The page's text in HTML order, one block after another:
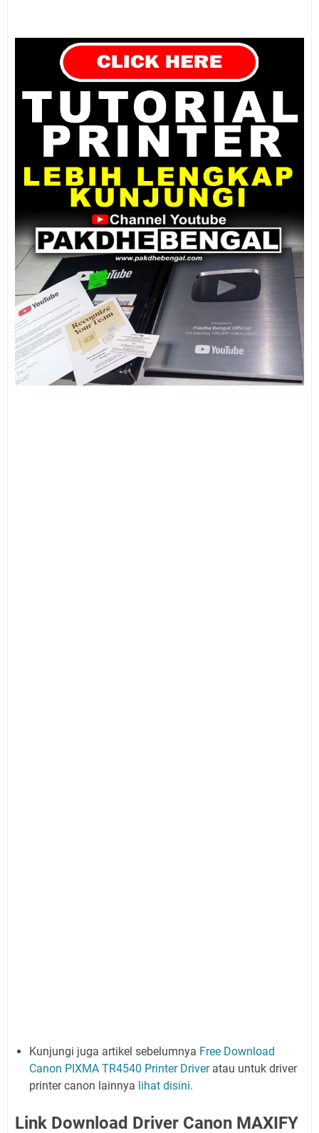
Kunjungi juga artikel sebelumnya Free Download
Canon PIXMA TR4540 Printer Driveratau untuk driver
printer canon lainnya lihat disini.
Link Download Driver Canon MAXIFY